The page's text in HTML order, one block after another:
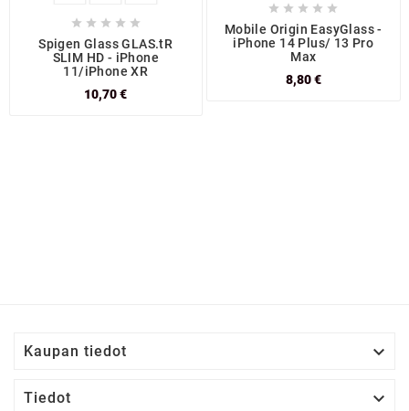
    
Spigen Glass GLAS.tR
SLIM HD - iPhone
11/iPhone XR
10,70 €
    
Mobile Origin EasyGlass -
iPhone 14 Plus/ 13 Pro
Max
8,80 €
Kaupan tiedot 
Tiedot 